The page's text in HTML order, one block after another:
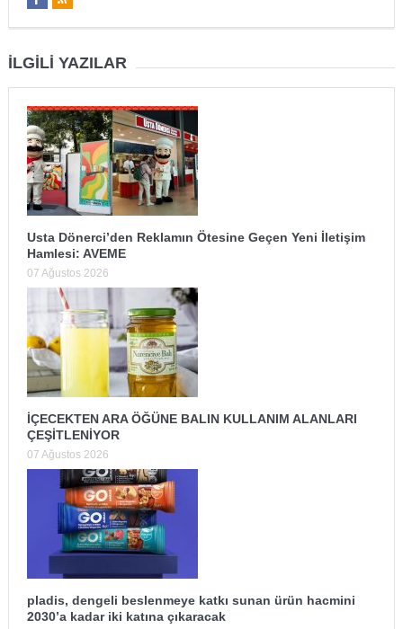
İLGILI YAZILAR
Usta Dönerci’den Reklamın Ötesine Geçen Yeni İletişim
Hamlesi: AVEME
07 Ağustos 2026
İÇECEKTEN ARA ÖĞÜNE BALIN KULLANIM ALANLARI
ÇEŞİTLENİYOR
07 Ağustos 2026
pladis, dengeli beslenmeye katkı sunan ürün hacmini
2030’a kadar iki katına çıkaracak